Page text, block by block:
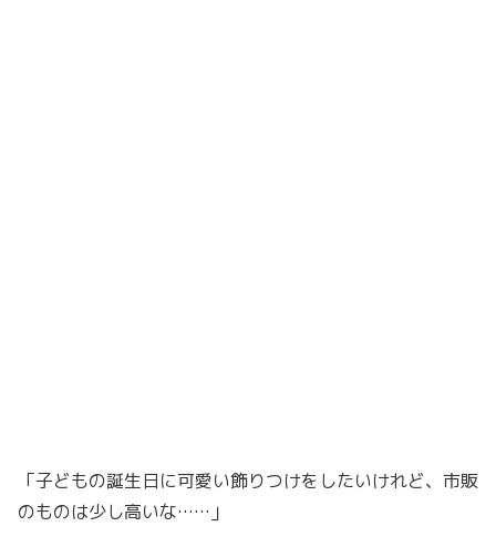
「子どもの誕生日に可愛い飾りつけをしたいけれど、市販
のものは少し高いな……」